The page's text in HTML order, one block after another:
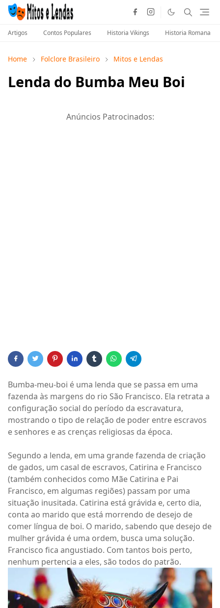
Artigos Contos Populares Historia Vikings Historia Romana
Home Folclore Brasileiro Mitos e Lendas
Lenda do Bumba Meu Boi
Anúncios Patrocinados:
Bumba-meu-boi é uma lenda que se passa em uma
fazenda às margens do rio São Francisco. Ela retrata a
configuração social do período da escravatura,
mostrando o tipo de relação de poder entre escravos
e senhores e as crenças religiosas da época.
Segundo a lenda, em uma grande fazenda de criação
de gados, um casal de escravos, Catirina e Francisco
(também conhecidos como Mãe Catirina e Pai
Francisco, em algumas regiões) passam por uma
situação inusitada. Catirina está grávida e, certo dia,
conta ao marido que está morrendo de desejo de
comer língua de boi. O marido, sabendo que desejo de
mulher grávida é uma ordem, busca uma solução.
Francisco fica angustiado. Com tantos bois perto,
nenhum pertencia a eles, são todos do patrão.